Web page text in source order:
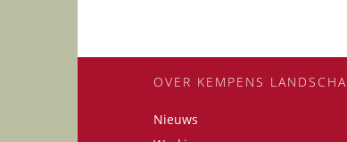
OVER KEMPENS
Nieuws